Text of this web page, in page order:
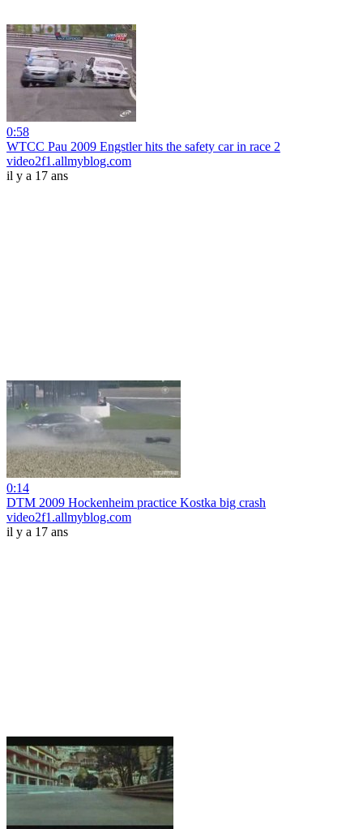
0:58
WTCC Pau 2009 Engstler hits the safety car in race 2
video2f1.allmyblog.com
il y a 17 ans
0:14
DTM 2009 Hockenheim practice Kostka big crash
video2f1.allmyblog.com
il y a 17 ans